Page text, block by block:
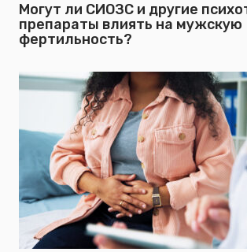
Могут ли СИОЗС и другие
препараты влиять на мужскую
фертильность?